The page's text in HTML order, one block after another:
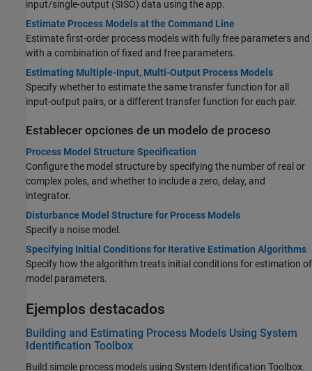
input/single-output (SISO) data using the app.
Estimate Process Models at the Command Line
Estimate first-order process models with fully free parameters and
with a combination of fixed and free parameters.
Estimating Multiple-Input, Multi-Output Process Models
Specify whether to estimate the same transfer function for all
input-output pairs, or a different transfer function for each pair.
Establecer opciones de un modelo de proceso
Process Model Structure Specification
Configure the model structure by specifying the number of real or
complex poles, and whether to include a zero, delay, and
integrator.
Disturbance Model Structure for Process Models
Specify a noise model.
Specifying Initial Conditions for Iterative Estimation Algorithms
Specify how the algorithm treats initial conditions for estimation of
model parameters.
Ejemplos destacados
Building and Estimating Process Models Using System
Identification Toolbox
Build simple process models using System Identification Toolbox.